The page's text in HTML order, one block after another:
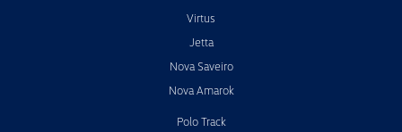
Virtus
Jetta
Nova Saveiro
Nova Amarok
Polo Track